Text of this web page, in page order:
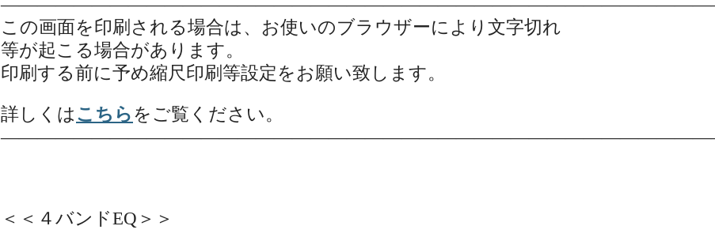
この画面を印刷される場合は、お使いのブラウザーにより文字切れ
等が起こる場合があります。
印刷する前に予め縮尺印刷等設定をお願い致します。
詳しくは こちら をご覧ください。
＜＜４バンドEQ＞＞